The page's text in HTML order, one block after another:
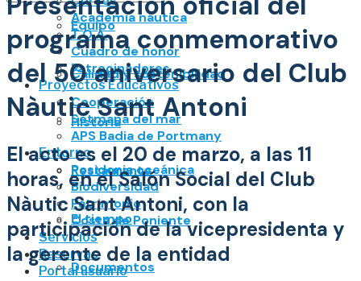
No Result
View All Result
Academia náutica
T.O.A.
Cuadro de honor
Patrocinadores
Proyectos Educativos
Cooperación
Setmana del mar
APS Badia de Portmany
Entorno
Posidonia oceánica
Biodiversidad
Patrimonio
Costa de Poniente
Servicios
Reservas
Portal usuario
Equipo
Calidad y sostenibilidad
Historia
Restaurante
El tiempo
Documentos
programa conmemorativo
del 50 aniversario del Club
Nàutic Sant Antoni
El acto es el 20 de marzo, a las 11
horas, en el Salón Social del Club
Nàutic Sant Antoni, con la
participación de la vicepresidenta y
la gerente de la entidad